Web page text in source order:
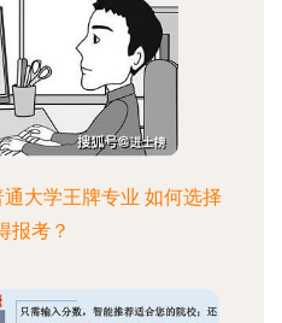
大学王牌专业 如何选择
报考？